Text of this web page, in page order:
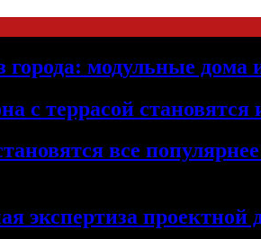
города: модульные
с террасой
все
экспертиза